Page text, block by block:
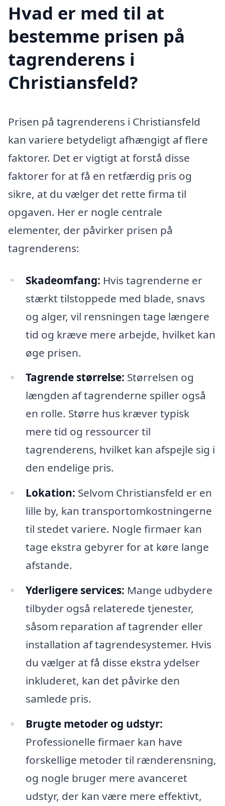
Hvad er med til at
bestemme prisen på
tagrenderens i
Christiansfeld?
Prisen på tagrenderens i Christiansfeld
kan variere betydeligt afhængigt af flere
faktorer. Det er vigtigt at forstå disse
faktorer for at få en retfærdig pris og
sikre, at du vælger det rette firma til
opgaven. Her er nogle centrale
elementer, der påvirker prisen på
tagrenderens:
Skadeomfang: Hvis tagrenderne er
stærkt tilstoppede med blade, snavs
og alger, vil rensningen tage længere
tid og kræve mere arbejde, hvilket kan
øge prisen.
Tagrende størrelse: Størrelsen og
længden af tagrenderne spiller også
en rolle. Større hus kræver typisk
mere tid og ressourcer til
tagrenderens, hvilket kan afspejle sig i
den endelige pris.
Lokation: Selvom Christiansfeld er en
lille by, kan transportomkostningerne
til stedet variere. Nogle firmaer kan
tage ekstra gebyrer for at køre lange
afstande.
Yderligere services: Mange udbydere
tilbyder også relaterede tjenester,
såsom reparation af tagrender eller
installation af tagrendesystemer. Hvis
du vælger at få disse ekstra ydelser
inkluderet, kan det påvirke den
samlede pris.
Brugte metoder og udstyr:
Professionelle firmaer kan have
forskellige metoder til rænderensning,
og nogle bruger mere avanceret
udstyr, der kan være mere effektivt,